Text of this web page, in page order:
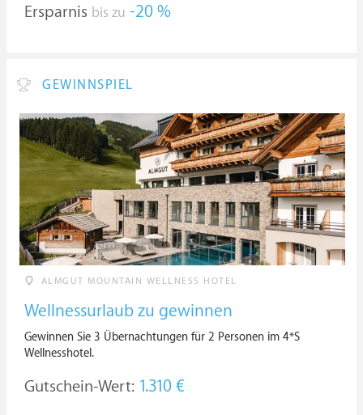
Ersparnis bis zu -20 %
GEWINNSPIEL
ALMGUT MOUNTAIN WELLNESS HOTEL
Wellnessurlaub zu gewinnen
Gewinnen Sie 3 Übernachtungen für 2 Personen im 4*S
Wellnesshotel.
Gutschein-Wert: 1.310 €